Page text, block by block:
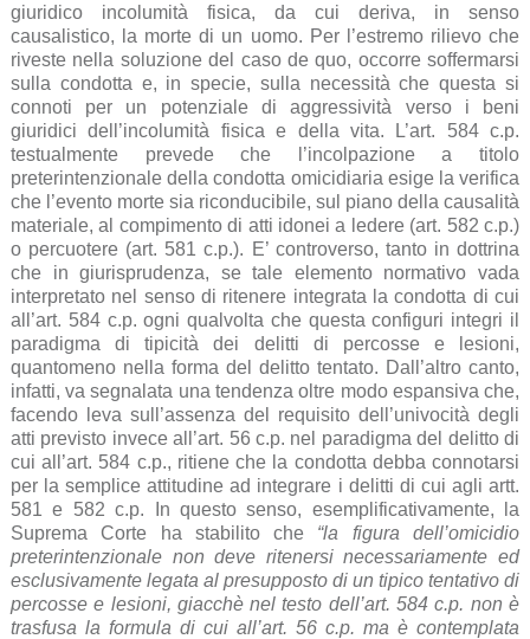
giuridico incolumità fisica, da cui deriva, in senso
causalistico, la morte di un uomo. Per l’estremo rilievo che
riveste nella soluzione del caso de quo, occorre soffermarsi
sulla condotta e, in specie, sulla necessità che questa si
connoti per un potenziale di aggressività verso i beni
giuridici dell’incolumità fisica e della vita. L’art. 584 c.p.
testualmente prevede che l’incolpazione a titolo
preterintenzionale della condotta omicidiaria esige la verifica
che l’evento morte sia riconducibile, sul piano della causalità
materiale, al compimento di atti idonei a ledere (art. 582 c.p.)
o percuotere (art. 581 c.p.). E’ controverso, tanto in dottrina
che in giurisprudenza, se tale elemento normativo vada
interpretato nel senso di ritenere integrata la condotta di cui
all’art. 584 c.p. ogni qualvolta che questa configuri integri il
paradigma di tipicità dei delitti di percosse e lesioni,
quantomeno nella forma del delitto tentato. Dall’altro canto,
infatti, va segnalata una tendenza oltre modo espansiva che,
facendo leva sull’assenza del requisito dell’univocità degli
atti previsto invece all’art. 56 c.p. nel paradigma del delitto di
cui all’art. 584 c.p., ritiene che la condotta debba connotarsi
per la semplice attitudine ad integrare i delitti di cui agli artt.
581 e 582 c.p. In questo senso, esemplificativamente, la
Suprema Corte ha stabilito che “la figura dell’omicidio
preterintenzionale non deve ritenersi necessariamente ed
esclusivamente legata al presupposto di un tipico tentativo di
percosse e lesioni, giacchè nel testo dell’art. 584 c.p. non è
trasfusa la formula di cui all’art. 56 c.p. ma è contemplata